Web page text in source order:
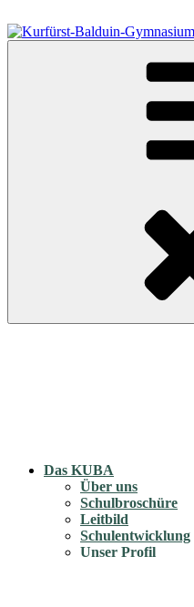
Inhalt
springen
Kurfürst-Balduin-Gymnasium
Das KUBA
Über uns
Schulbroschüre
Leitbild
Schulentwicklung
Unser Profil